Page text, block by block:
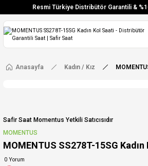
Resmi Türkiye Distribütör Garantili &
Vade Farksız 6 Taksit
Ücretsiz Kargo
Anasayfa Kadın / Kız
Safir Saat Momentus Yetkili Satıcısıdır
MOMENTUS
MOMENTUS SS278T-15SG
0 Yorum